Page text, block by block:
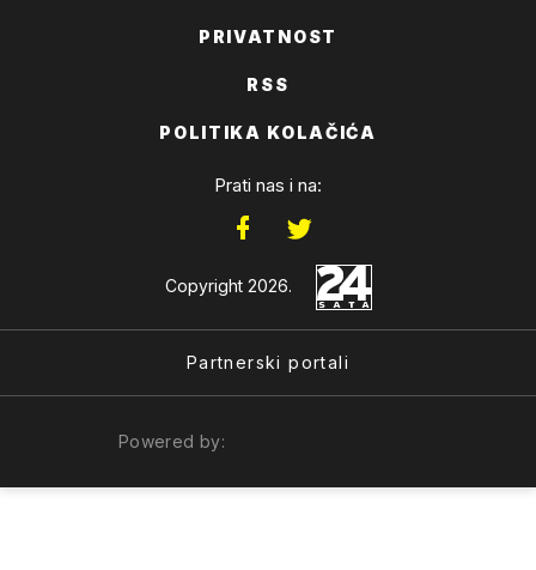
PRIVATNOST
RSS
POLITIKA KOLAČIĆA
Prati nas i na:
Copyright 2026.
Partnerski portali
Powered by: